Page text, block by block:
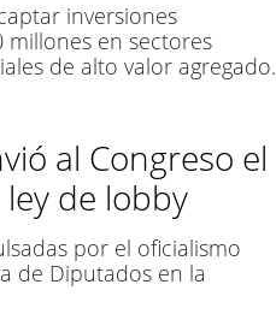
inversiones
millones en sectores
de alto valor agregado.
al Congreso el
ley de lobby
por el oficialismo
de Diputados en la